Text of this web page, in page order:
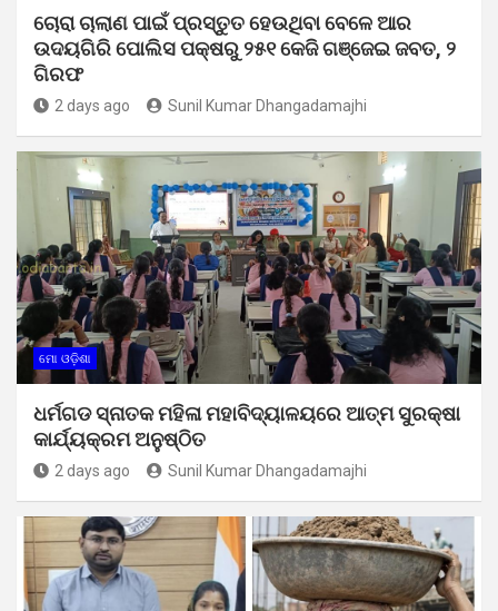
ଚୋରା ଚାଲାଣ ପାଇଁ ପ୍ରସ୍ତୁତ ହେଉଥିବା ବେଳେ ଆର
ଉଦୟଗିରି ପୋଲିସ ପକ୍ଷରୁ ୨୫୧ କେଜି ଗଞ୍ଜେଇ ଜବତ, ୨
ଗିରଫ
2 days ago Sunil Kumar Dhangadamajhi
ମୋ ଓଡ଼ିଶା
ଧର୍ମଗଡ ସ୍ନାତକ ମହିଳା ମହାବିଦ୍ୟାଳୟରେ ଆତ୍ମ ସୁରକ୍ଷା
କାର୍ଯ୍ୟକ୍ରମ ଅନୁଷ୍ଠିତ
2 days ago Sunil Kumar Dhangadamajhi